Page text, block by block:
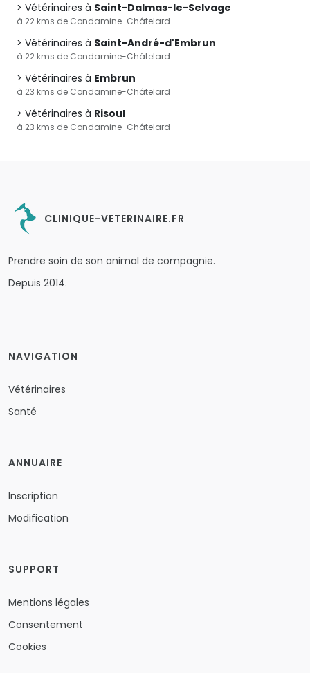
Vétérinaires à Saint-Dalmas-le-Selvage
à 22 kms de Condamine-Châtelard
Vétérinaires à Saint-André-d'Embrun
à 22 kms de Condamine-Châtelard
Vétérinaires à Embrun
à 23 kms de Condamine-Châtelard
Vétérinaires à Risoul
à 23 kms de Condamine-Châtelard
CLINIQUE-VETERINAIRE.FR
Prendre soin de son animal de compagnie.
Depuis 2014.
NAVIGATION
Vétérinaires
Santé
ANNUAIRE
Inscription
Modification
SUPPORT
Mentions légales
Consentement
Cookies